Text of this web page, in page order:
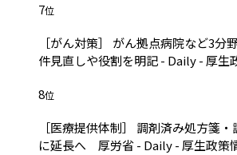
7位
［がん対策］ がん拠点病院など3
件見直しや役割を明記 - Daily - 厚生
8位
［医療提供体制］ 調剤済み処方箋
に延長へ 厚労省 - Daily - 厚生政策